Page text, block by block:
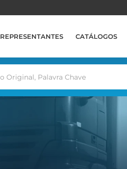
REPRESENTANTES CATÁLOGOS